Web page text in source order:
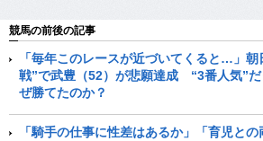
競馬の前後の記事
「毎年このレースが近づいてくると…」
戦”で武豊（52）が悲願達成 “3番人気”
ぜ勝てたのか？
「騎手の仕事に性差はあるか」「育児と